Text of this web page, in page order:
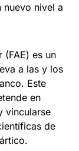
nivel a
(FAE) es un
a las y los
Este
en
vincularse
de